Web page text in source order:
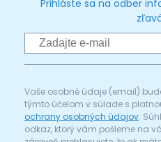
Prihláste sa na odber
Vaše osobné údaje (email)
týmto účelom v súlade s
ochrany osobných údajov.
odkaz, ktorý vám pošleme na